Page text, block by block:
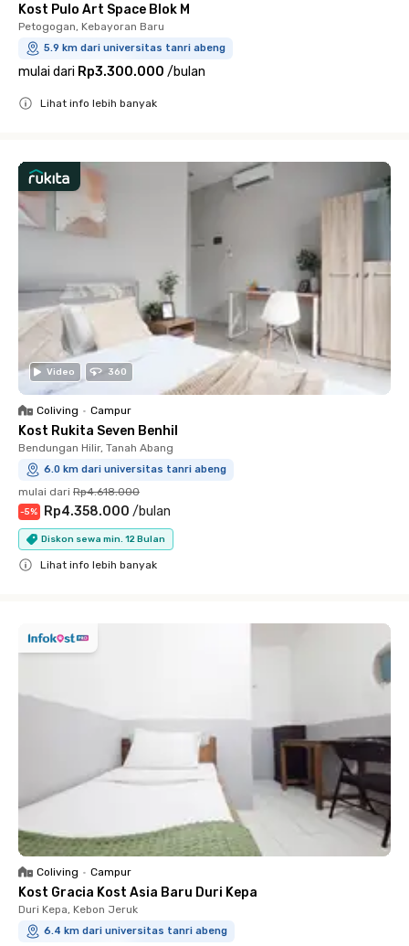
Kost Pulo Art Space Blok M
Petogogan, Kebayoran Baru
5.9 km dari universitas tanri abeng
mulai dari Rp3.300.000 /bulan
Lihat info lebih banyak
Video 360
Coliving • Campur
Kost Rukita Seven Benhil
Bendungan Hilir, Tanah Abang
6.0 km dari universitas tanri abeng
mulai dari Rp4.618.000
-5% Rp4.358.000 /bulan
Diskon sewa min. 12 Bulan
Lihat info lebih banyak
Coliving • Campur
Kost Gracia Kost Asia Baru Duri Kepa
Duri Kepa, Kebon Jeruk
6.4 km dari universitas tanri abeng